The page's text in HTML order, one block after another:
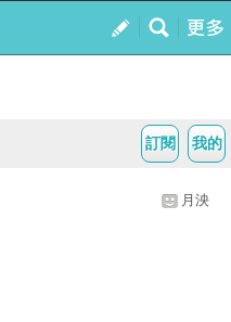
我的
訂閱
月泱